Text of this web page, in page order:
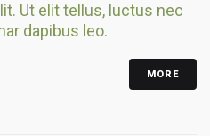
Ut elit tellus, luctus nec
dapibus leo.
MORE